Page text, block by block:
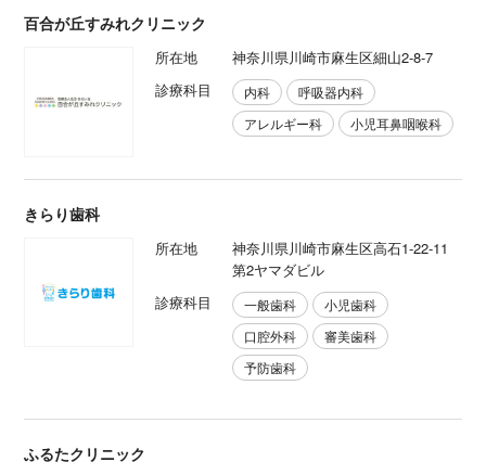
百合が丘すみれクリニック
所在地
神奈川県川崎市麻生区細山2-8-7
診療科目
内科
呼吸器内科
アレルギー科
小児耳鼻咽喉科
きらり歯科
所在地
神奈川県川崎市麻生区高石1-22-11
第2ヤマダビル
診療科目
一般歯科
小児歯科
口腔外科
審美歯科
予防歯科
ふるたクリニック